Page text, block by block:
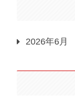
2026年6月